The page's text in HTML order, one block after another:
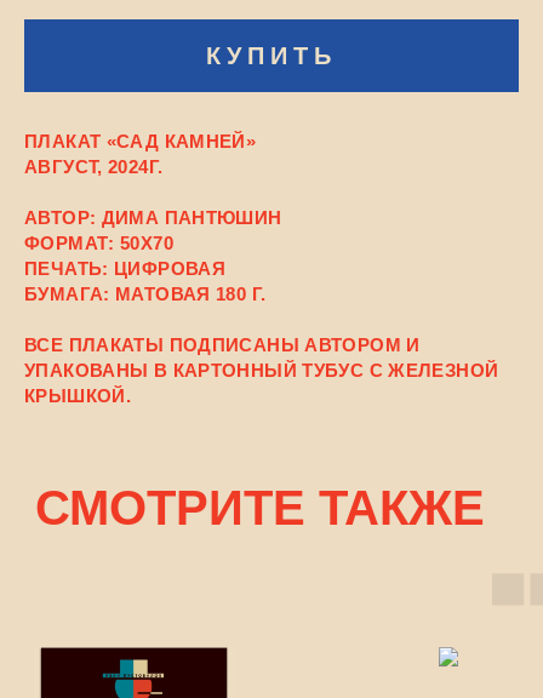
КУПИТЬ
ПЛАКАТ «САД КАМНЕЙ»
АВГУСТ, 2024Г.
АВТОР: ДИМА ПАНТЮШИН
ФОРМАТ: 50X70
ПЕЧАТЬ: ЦИФРОВАЯ
БУМАГА: МАТОВАЯ 180 Г.
ВСЕ ПЛАКАТЫ ПОДПИСАНЫ АВТОРОМ И
УПАКОВАНЫ В КАРТОННЫЙ ТУБУС С ЖЕЛЕЗНОЙ
КРЫШКОЙ.
СМОТРИТЕ ТАКЖЕ